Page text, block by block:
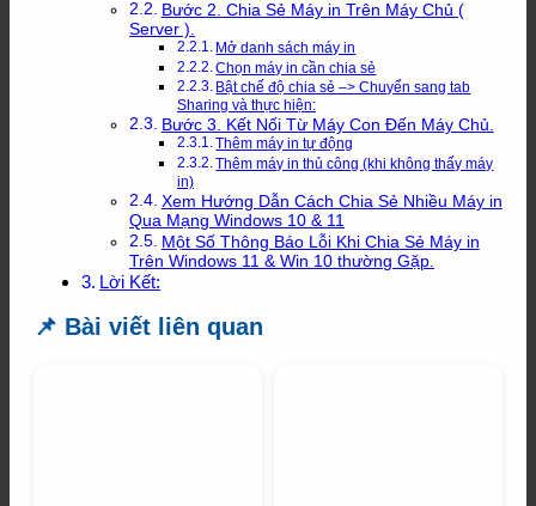
Bước 2. Chia Sẻ Máy in Trên Máy Chủ (
Server ).
Mở danh sách máy in
Chọn máy in cần chia sẻ
Bật chế độ chia sẻ –> Chuyển sang tab
Sharing và thực hiện:
Bước 3. Kết Nối Từ Máy Con Đến Máy Chủ.
Thêm máy in tự động
Thêm máy in thủ công (khi không thấy máy
in)
Xem Hướng Dẫn Cách Chia Sẻ Nhiều Máy in
Qua Mạng Windows 10 & 11
Một Số Thông Báo Lỗi Khi Chia Sẻ Máy in
Trên Windows 11 & Win 10 thường Gặp.
Lời Kết:
📌 Bài viết liên quan